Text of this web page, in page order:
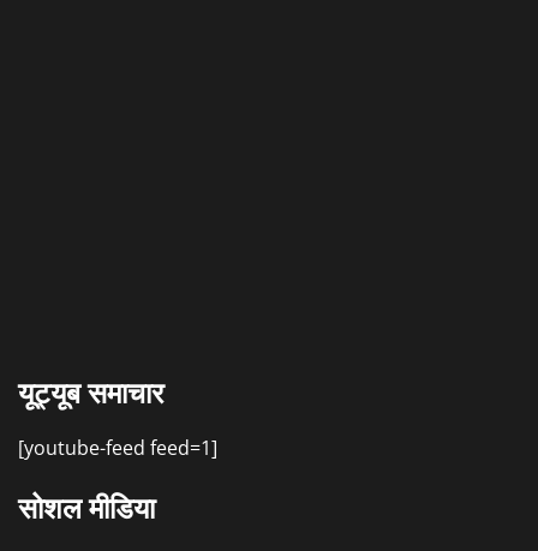
यूट्यूब समाचार
[youtube-feed feed=1]
सोशल मीडिया